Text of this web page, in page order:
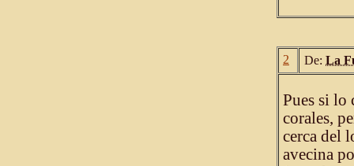
2 De: La
Pues si lo
corales,
cerca del
avecina